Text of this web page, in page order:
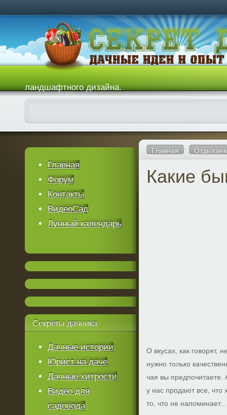
ландшафтного дизайна.
Главная
Какие
О вкусах, как говорят,
нужно только
чая вы предпочитаете.
у нас продают все, что
то, что не напоминает...
Главная
Форум
Контакты
ВидеоСад
Лунный календарь
Секреты дачника
Дачные истории
Юрист на даче
Дачные хитрости
Видео для
садовода